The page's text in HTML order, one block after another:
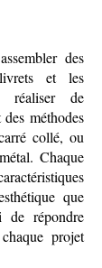
des
et les
réaliser de
méthodes
collé, ou
Chaque
que
de répondre
projet